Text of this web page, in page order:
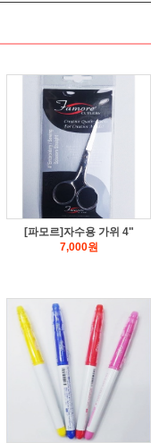
[파모르]자수용 가위 4"
7,000원